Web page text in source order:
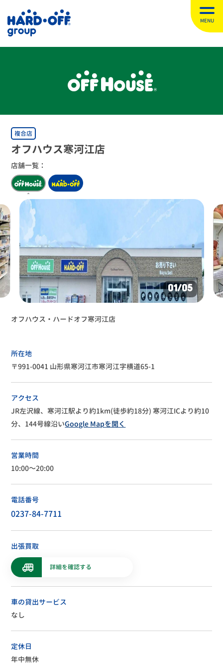
MENU
複合店
オフハウス寒河江店
店舗一覧：
01/05
オフハウス・ハードオフ寒河江店
所在地
〒991-0041 山形県寒河江市寒河江字横道65-1
アクセス
JR左沢線、寒河江駅より約1km(徒歩約18分) 寒河江ICより約10
分、144号線沿いGoogle Mapを開く
営業時間
10:00～20:00
電話番号
0237-84-7711
出張買取
詳細を確認する
車の貸出サービス
なし
定休日
年中無休